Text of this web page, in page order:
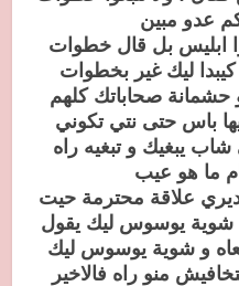
عدو مبين
ابليس بل قال خطوات
ليك غير بخطوات
حشمانة صحاباتك كلهم
باس حتى نتي تكوني
يبغيك و تبغيه راه
ما هو عيب
ديري علاقة محترمة حيت
شوية يوسوس ليك يقول
و شوية يوسوس ليك
منو راه فالاخير